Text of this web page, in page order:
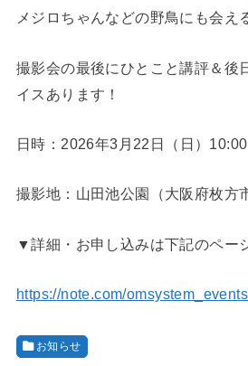
メジロちゃんなどの野鳥にも会え
撮影会の最後にひとこと講評＆後
イスあります！
日時：2026年3月22日（日）
撮影地：山田池公園（大阪府枚方
▼詳細・お申し込みは下記のペー
https://note.com/
お知らせ